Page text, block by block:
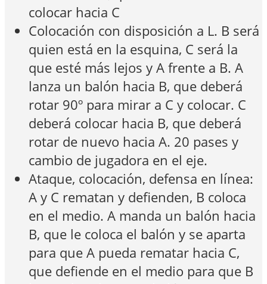
colocar hacia C
Colocación con disposición a L. B será
quien está en la esquina, C será la
que esté más lejos y A frente a B. A
lanza un balón hacia B, que deberá
rotar 90º para mirar a C y colocar. C
deberá colocar hacia B, que deberá
rotar de nuevo hacia A. 20 pases y
cambio de jugadora en el eje.
Ataque, colocación, defensa en línea:
A y C rematan y defienden, B coloca
en el medio. A manda un balón hacia
B, que le coloca el balón y se aparta
para que A pueda rematar hacia C,
que defiende en el medio para que B